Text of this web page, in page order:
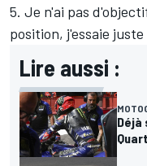
5. Je n'ai pas
position, j'essaie
Lire aussi :
Déjà